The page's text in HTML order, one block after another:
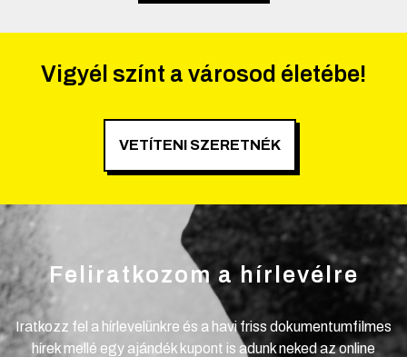
Vigyél színt a városod életébe!
VETÍTENI SZERETNÉK
Feliratkozom a hírlevélre
Iratkozz fel a hírlevelünkre és a havi friss dokumentumfilmes
hírek mellé egy ajándék kupont is adunk neked az online